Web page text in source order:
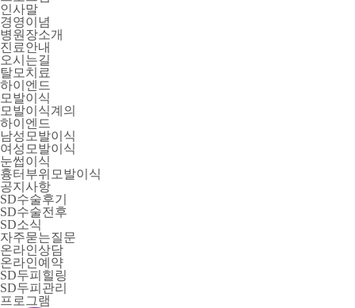
인사말
경영이념
병원장소개
진료안내
오시는길
탈모치료
하이엔드
모발이식
모발이식계의
하이엔드
남성모발이식
여성모발이식
눈썹이식
흉터부위모발이식
공지사항
SD수술후기
SD수술전후
SD소식
자주묻는질문
온라인상담
온라인예약
SD두피힐링
SD두피관리
프로그램